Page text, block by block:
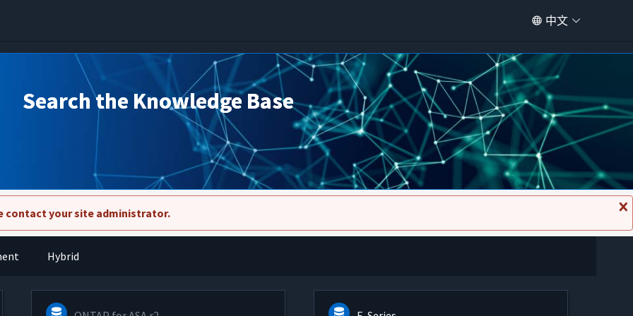
中文
Search the Knowledge Base
关
闭
contact your site administrator.
Hybrid